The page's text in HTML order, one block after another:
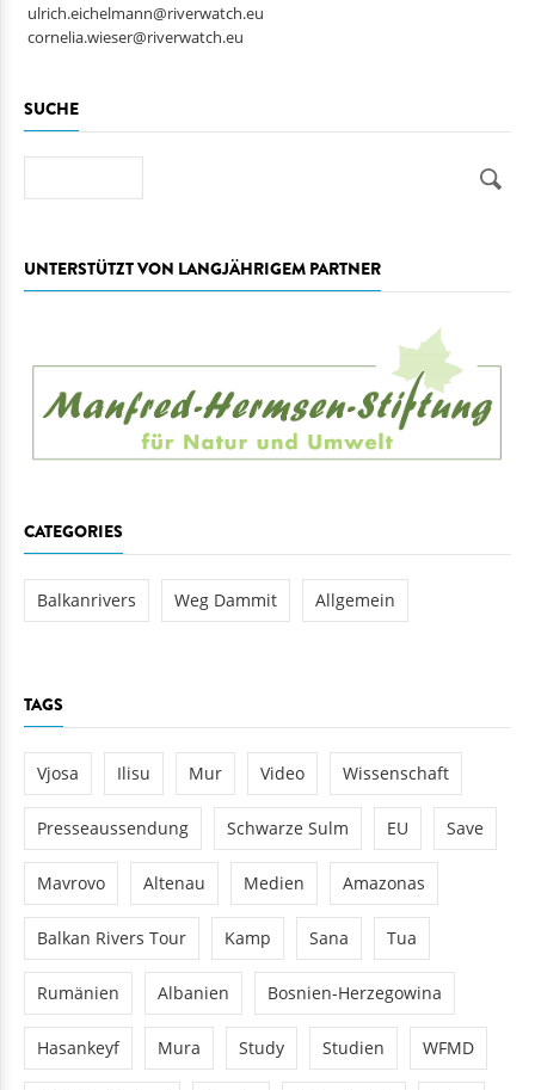
ulrich.eichelmann@riverwatch.eu
cornelia.wieser@riverwatch.eu
SUCHE
UNTERSTÜTZT VON LANGJÄHRIGEM PARTNER
CATEGORIES
Balkanrivers Weg Dammit Allgemein
TAGS
Vjosa Ilisu Mur Video Wissenschaft
Presseaussendung Schwarze Sulm EU Save
Mavrovo Altenau Medien Amazonas
Balkan Rivers Tour Kamp Sana Tua
Rumänien Albanien Bosnien-Herzegowina
Hasankeyf Mura Study Studien WFMD